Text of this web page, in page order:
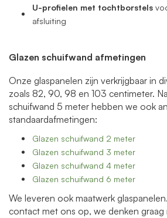
U-profielen met tochtborstels
afsluiting
Glazen schuifwand afmetingen
Onze glaspanelen zijn verkrijgbaar in
zoals 82, 90, 98 en 103 centimeter.
schuifwand 5 meter hebben we ook
standaardafmetingen:
Glazen schuifwand 2 meter
Glazen schuifwand 3 meter
Glazen schuifwand 4 meter
Glazen schuifwand 6 meter
We leveren ook maatwerk
contact met ons op, we denken graag